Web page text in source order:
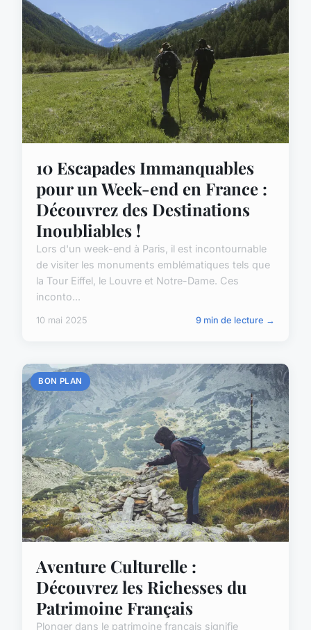
10 Escapades Immanquables
pour un Week-end en France :
Découvrez des Destinations
Inoubliables !
Lors d'un week-end à Paris, il est incontournable
de visiter les monuments emblématiques tels que
la Tour Eiffel, le Louvre et Notre-Dame. Ces
inconto...
10 mai 2025 9 min de lecture →
BON PLAN
Aventure Culturelle :
Découvrez les Richesses du
Patrimoine Français
Plonger dans le patrimoine français signifie